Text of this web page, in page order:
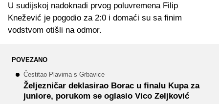
U sudijskoj nadoknadi prvog poluvremena Filip
Knežević je pogodio za 2:0 i domaći su sa finim
vodstvom otišli na odmor.
POVEZANO
Čestitao Plavima s Grbavice
Željezničar deklasirao Borac u finalu Kupa za
juniore, porukom se oglasio Vico Zeljković